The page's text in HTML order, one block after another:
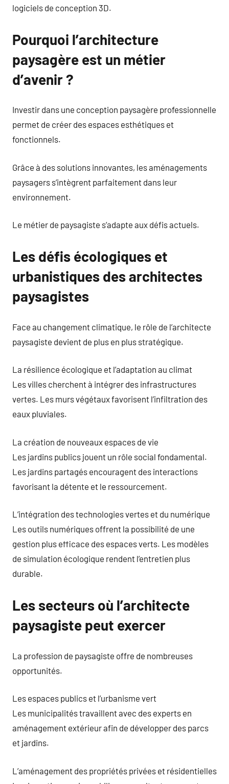
logiciels de conception 3D.
Pourquoi l’architecture
paysagère est un métier
d’avenir ?
Investir dans une conception paysagère professionnelle
permet de créer des espaces esthétiques et
fonctionnels.
Grâce à des solutions innovantes, les aménagements
paysagers s’intègrent parfaitement dans leur
environnement.
Le métier de paysagiste s’adapte aux défis actuels.
Les défis écologiques et
urbanistiques des architectes
paysagistes
Face au changement climatique, le rôle de l’architecte
paysagiste devient de plus en plus stratégique.
La résilience écologique et l’adaptation au climat
Les villes cherchent à intégrer des infrastructures
vertes. Les murs végétaux favorisent l’infiltration des
eaux pluviales.
La création de nouveaux espaces de vie
Les jardins publics jouent un rôle social fondamental.
Les jardins partagés encouragent des interactions
favorisant la détente et le ressourcement.
L’intégration des technologies vertes et du numérique
Les outils numériques offrent la possibilité de une
gestion plus efficace des espaces verts. Les modèles
de simulation écologique rendent l’entretien plus
durable.
Les secteurs où l’architecte
paysagiste peut exercer
La profession de paysagiste offre de nombreuses
opportunités.
Les espaces publics et l’urbanisme vert
Les municipalités travaillent avec des experts en
aménagement extérieur afin de développer des parcs
et jardins.
L’aménagement des propriétés privées et résidentielles